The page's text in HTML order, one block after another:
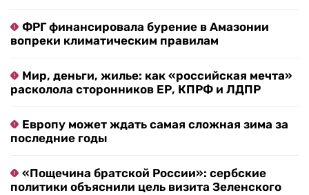
ФРГ финансировала бурение в Амазонии
вопреки климатическим правилам
Мир, деньги, жилье: как «российская мечта»
расколола сторонников ЕР, КПРФ и ЛДПР
Европу может ждать самая сложная зима за
последние годы
«Пощечина братской России»: сербские
политики объяснили цель визита Зеленского